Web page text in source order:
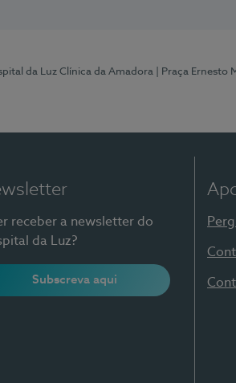
da Luz Clínica da Amadora | Praça
receber a newsletter do
da Luz?
Subscreva aqui